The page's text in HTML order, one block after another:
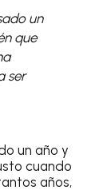
un
que
ser
un año y
cuando
años,